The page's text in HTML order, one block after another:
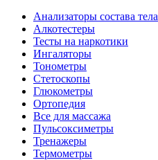
Анализаторы состава тела
Алкотестеры
Тесты на наркотики
Ингаляторы
Тонометры
Стетоскопы
Глюкометры
Ортопедия
Все для массажа
Пульсоксиметры
Тренажеры
Термометры